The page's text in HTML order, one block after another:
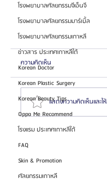
โรงพยาบาลศัลยกรรมจีเอ็นจี
โรงพยาบาลศัลยกรรมมาร์เบิ้ล
โรงพยาบาลศัลยกรรมเกาหลี
ข่าวสาร ประเทศเกาหลีใต้
Korean Doctor
Korean Plastic Surgery
Korean Beauty Tips
Oppa Me Recommend
โรงแรม ประเทศเกาหลีใต้
FAQ
Skin & Promotion
ศัลยกรรมเกาหลี
ความคิดเห็น
แสดงความคิดเห็นและใ